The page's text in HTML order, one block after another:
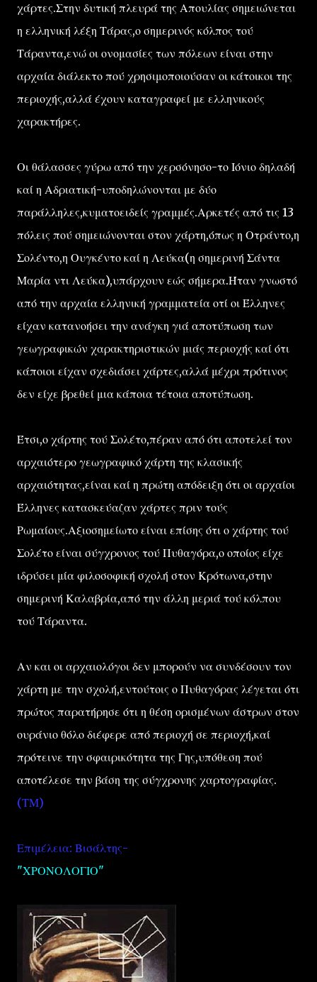
χάρτες.Στην δυτική πλευρά της Απουλίας σημειώνεται
η ελληνική λέξη Τάρας,ο σημερινός κόλπος τού
Τάραντα,ενώ οι ονομασίες των πόλεων είναι στην
αρχαία διάλεκτο πού χρησιμοποιούσαν οι κάτοικοι της
περιοχής,αλλά έχουν καταγραφεί με ελληνικούς
χαρακτήρες.
Οι θάλασσες γύρω από την χερσόνησο-το Ιόνιο δηλαδή
καί η Αδριατική-υποδηλώνονται με δύο
παράλληλες,κυματοειδείς γραμμές.Αρκετές από τις 13
πόλεις πού σημειώνονται στον χάρτη,όπως η Οτράντο,η
Σολέντο,η Ουγκέντο καί η Λεύκα(η σημερινή Σάντα
Μαρία ντι Λεύκα),υπάρχουν εώς σήμερα.Ήταν γνωστό
από την αρχαία ελληνική γραμματεία οτί οι Έλληνες
είχαν κατανοήσει την ανάγκη γιά αποτύπωση των
γεωγραφικών χαρακτηριστικών μιάς περιοχής καί ότι
κάποιοι είχαν σχεδιάσει χάρτες,αλλά μέχρι πρότινος
δεν είχε βρεθεί μια κάποια τέτοια αποτύπωση.
Έτσι,ο χάρτης τού Σολέτο,πέραν από ότι αποτελεί τον
αρχαιότερο γεωγραφικό χάρτη της κλασικής
αρχαιότητας,είναι καί η πρώτη απόδειξη ότι οι αρχαίοι
Έλληνες κατασκεύαζαν χάρτες πριν τούς
Ρωμαίους.Αξιοσημείωτο είναι επίσης ότι ο χάρτης τού
Σολέτο είναι σύγχρονος τού Πυθαγόρα,ο οποίος είχε
ιδρύσει μία φιλοσοφική σχολή στον Κρότωνα,στην
σημερινή Καλαβρία,από την άλλη μεριά τού κόλπου
τού Τάραντα.
Αν και οι αρχαιολόγοι δεν μπορούν να συνδέσουν τον
χάρτη με την σχολή,εντούτοις ο Πυθαγόρας λέγεται ότι
πρώτος παρατήρησε ότι η θέση ορισμένων άστρων στον
ουράνιο θόλο διέφερε από περιοχή σε περιοχή,καί
πρότεινε την σφαιρικότητα της Γης,υπόθεση πού
αποτέλεσε την βάση της σύγχρονης χαρτογραφίας.
(ΤΜ)
Επιμέλεια: Βισάλτης-
"ΧΡΟΝΟΛΟΓΙΟ"